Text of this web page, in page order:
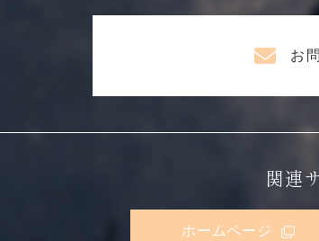
お
関連
ホームページ